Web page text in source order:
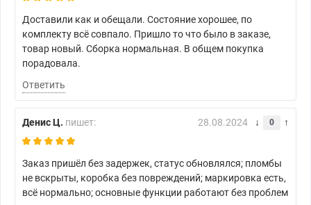
Доставили как и обещали. Состояние хорошее, по
комплекту всё совпало. Пришло то что было в заказе,
товар новый. Сборка нормальная. В общем покупка
порадовала.
Ответить
Денис Ц. пишет: 28.08.2024 0
Заказ пришёл без задержек, статус обновлялся; пломбы
не вскрыты, коробка без повреждений; маркировка есть,
всё нормально; основные функции работают без проблем